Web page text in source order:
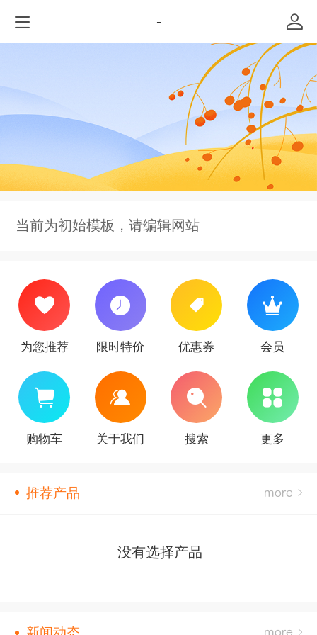
-
当前为初始模板，请编辑网站
为您推荐 限时特价 优惠券 会员
购物车 关于我们 搜索 更多
推荐产品
没有选择产品